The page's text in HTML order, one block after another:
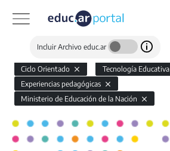
Incluir Archivo educ.ar
Ciclo Orientado
Tecnología Educativa
Experiencias pedagógicas
Ministerio de Educación de la Nación